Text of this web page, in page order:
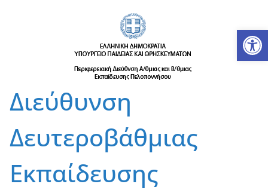
Διεύθυνση
Δευτεροβάθμιας
Εκπαίδευσης